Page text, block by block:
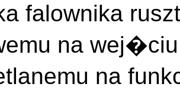
falownika
na wej�ciu
na